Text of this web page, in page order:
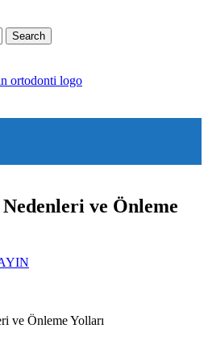
Search
ve Önleme